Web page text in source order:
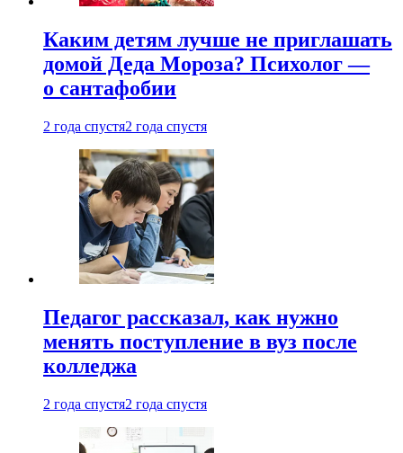
Каким детям лучше не приглашать
домой Деда Мороза? Психолог —
о сантафобии
2 года спустя2 года спустя
Педагог рассказал, как нужно
менять поступление в вуз после
колледжа
2 года спустя2 года спустя